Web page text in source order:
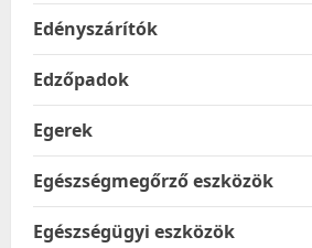
Edényszárítók
Edzőpadok
Egerek
Egészségmegőrző eszközök
Egészségügyi eszközök